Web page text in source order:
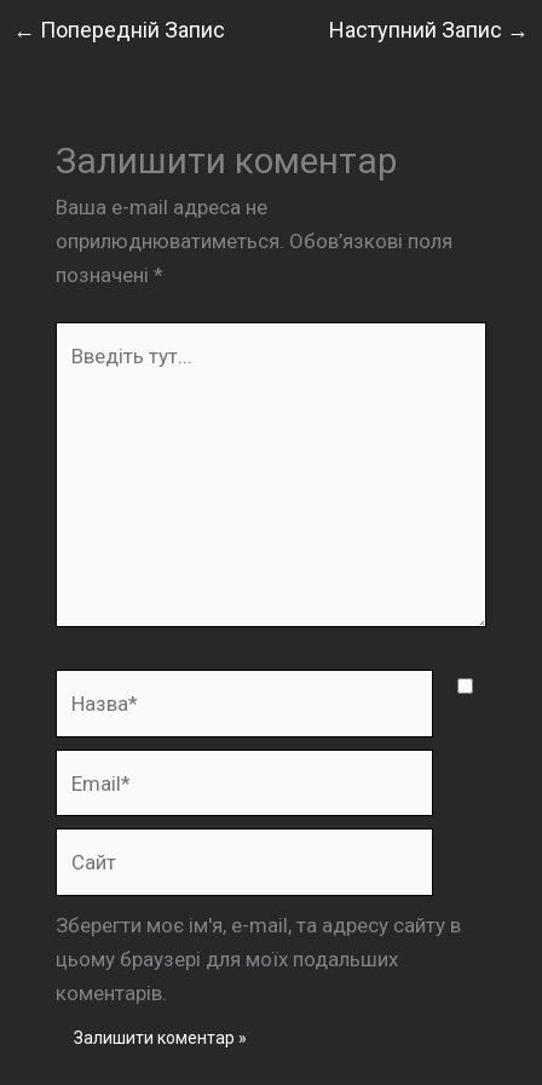
← Попередній Запис Наступний Запис →
Залишити коментар
Ваша e-mail адреса не
оприлюднюватиметься. Обов’язкові поля
позначені *
Зберегти моє ім'я, e-mail, та адресу сайту в
цьому браузері для моїх подальших
коментарів.